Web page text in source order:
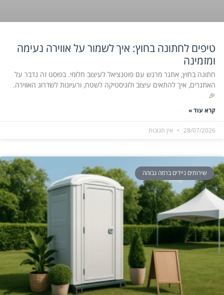
טיפים לחתונה בחוץ: איך לשמור על אווירה נעימה
ומזמינה
חתונה בחוץ, אתגר מרגש עם פוטנציאל לעיצוב חלומי. בפוסט זה נדבר על
האתגרים, איך להתאים עיצוב ולוגיסטיקה לשטח, ורעיונות לשדרוג האווירה.
🎉
קרא עוד »
28/07/2026 אין תגובות
שירותים ניידים ברמה גבוהה